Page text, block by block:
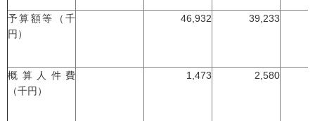
予算額等（千
円）
46,932 39,233
概算人件費
（千円）
1,473 2,580